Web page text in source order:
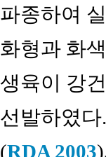
파종하여
화형과 화
생육이 강
선발하였
(RDA 2003